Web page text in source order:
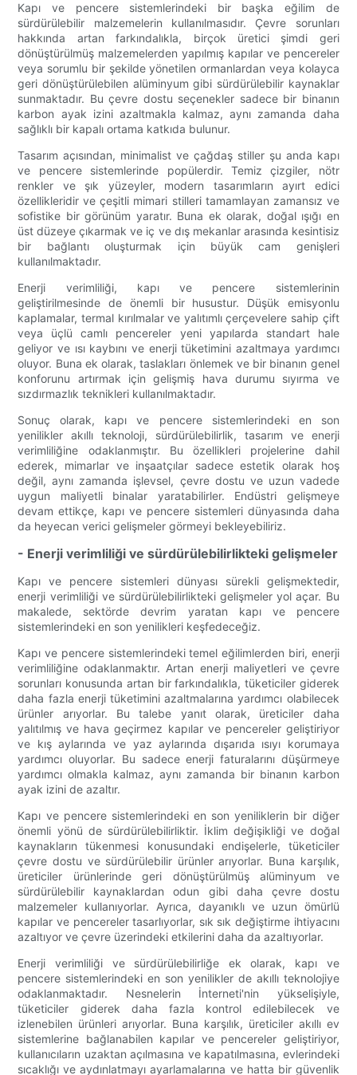
Kapı ve pencere sistemlerindeki bir başka eğilim de
sürdürülebilir malzemelerin kullanılmasıdır. Çevre sorunları
hakkında artan farkındalıkla, birçok üretici şimdi geri
dönüştürülmüş malzemelerden yapılmış kapılar ve pencereler
veya sorumlu bir şekilde yönetilen ormanlardan veya kolayca
geri dönüştürülebilen alüminyum gibi sürdürülebilir kaynaklar
sunmaktadır. Bu çevre dostu seçenekler sadece bir binanın
karbon ayak izini azaltmakla kalmaz, aynı zamanda daha
sağlıklı bir kapalı ortama katkıda bulunur.
Tasarım açısından, minimalist ve çağdaş stiller şu anda kapı
ve pencere sistemlerinde popülerdir. Temiz çizgiler, nötr
renkler ve şık yüzeyler, modern tasarımların ayırt edici
özellikleridir ve çeşitli mimari stilleri tamamlayan zamansız ve
sofistike bir görünüm yaratır. Buna ek olarak, doğal ışığı en
üst düzeye çıkarmak ve iç ve dış mekanlar arasında kesintisiz
bir bağlantı oluşturmak için büyük cam genişleri
kullanılmaktadır.
Enerji verimliliği, kapı ve pencere sistemlerinin
geliştirilmesinde de önemli bir husustur. Düşük emisyonlu
kaplamalar, termal kırılmalar ve yalıtımlı çerçevelere sahip çift
veya üçlü camlı pencereler yeni yapılarda standart hale
geliyor ve ısı kaybını ve enerji tüketimini azaltmaya yardımcı
oluyor. Buna ek olarak, taslakları önlemek ve bir binanın genel
konforunu artırmak için gelişmiş hava durumu sıyırma ve
sızdırmazlık teknikleri kullanılmaktadır.
Sonuç olarak, kapı ve pencere sistemlerindeki en son
yenilikler akıllı teknoloji, sürdürülebilirlik, tasarım ve enerji
verimliliğine odaklanmıştır. Bu özellikleri projelerine dahil
ederek, mimarlar ve inşaatçılar sadece estetik olarak hoş
değil, aynı zamanda işlevsel, çevre dostu ve uzun vadede
uygun maliyetli binalar yaratabilirler. Endüstri gelişmeye
devam ettikçe, kapı ve pencere sistemleri dünyasında daha
da heyecan verici gelişmeler görmeyi bekleyebiliriz.
- Enerji verimliliği ve sürdürülebilirlikteki gelişmeler
Kapı ve pencere sistemleri dünyası sürekli gelişmektedir,
enerji verimliliği ve sürdürülebilirlikteki gelişmeler yol açar. Bu
makalede, sektörde devrim yaratan kapı ve pencere
sistemlerindeki en son yenilikleri keşfedeceğiz.
Kapı ve pencere sistemlerindeki temel eğilimlerden biri, enerji
verimliliğine odaklanmaktır. Artan enerji maliyetleri ve çevre
sorunları konusunda artan bir farkındalıkla, tüketiciler giderek
daha fazla enerji tüketimini azaltmalarına yardımcı olabilecek
ürünler arıyorlar. Bu talebe yanıt olarak, üreticiler daha
yalıtılmış ve hava geçirmez kapılar ve pencereler geliştiriyor
ve kış aylarında ve yaz aylarında dışarıda ısıyı korumaya
yardımcı oluyorlar. Bu sadece enerji faturalarını düşürmeye
yardımcı olmakla kalmaz, aynı zamanda bir binanın karbon
ayak izini de azaltır.
Kapı ve pencere sistemlerindeki en son yeniliklerin bir diğer
önemli yönü de sürdürülebilirliktir. İklim değişikliği ve doğal
kaynakların tükenmesi konusundaki endişelerle, tüketiciler
çevre dostu ve sürdürülebilir ürünler arıyorlar. Buna karşılık,
üreticiler ürünlerinde geri dönüştürülmüş alüminyum ve
sürdürülebilir kaynaklardan odun gibi daha çevre dostu
malzemeler kullanıyorlar. Ayrıca, dayanıklı ve uzun ömürlü
kapılar ve pencereler tasarlıyorlar, sık sık değiştirme ihtiyacını
azaltıyor ve çevre üzerindeki etkilerini daha da azaltıyorlar.
Enerji verimliliği ve sürdürülebilirliğe ek olarak, kapı ve
pencere sistemlerindeki en son yenilikler de akıllı teknolojiye
odaklanmaktadır. Nesnelerin İnterneti'nin yükselişiyle,
tüketiciler giderek daha fazla kontrol edilebilecek ve
izlenebilen ürünleri arıyorlar. Buna karşılık, üreticiler akıllı ev
sistemlerine bağlanabilen kapılar ve pencereler geliştiriyor,
kullanıcıların uzaktan açılmasına ve kapatılmasına, evlerindeki
sıcaklığı ve aydınlatmayı ayarlamalarına ve hatta bir güvenlik